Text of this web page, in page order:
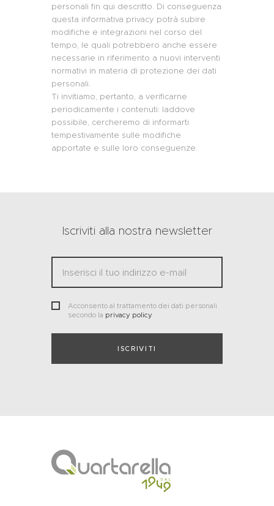
personali fin qui descritto. Di conseguenza
questa informativa privacy potrà subire
modifiche e integrazioni nel corso del
tempo, le quali potrebbero anche essere
necessarie in riferimento a nuovi interventi
normativi in materia di protezione dei dati
personali.
Ti invitiamo, pertanto, a verificarne
periodicamente i contenuti: laddove
possibile, cercheremo di informarti
tempestivamente sulle modifiche
apportate e sulle loro conseguenze.
Iscriviti alla nostra newsletter
Acconsento al trattamento dei dati personali
secondo la privacy policy